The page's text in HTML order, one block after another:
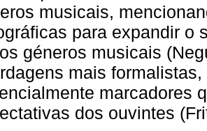
musicais,
para expandir o
géneros musicais
mais
marcadores
dos ouvintes